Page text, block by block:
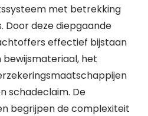
met betrekking
Door deze diepgaande
effectief bijstaan
het
schadeclaim. De
begrijpen de complexiteit